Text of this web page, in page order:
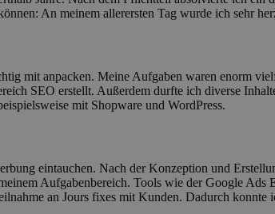
An meinem allerersten Tag wurde ich sehr
mit anpacken. Meine Aufgaben waren enorm
SEO erstellt. Außerdem durfte ich diverse
mit Shopware und WordPress.
eintauchen. Nach der Konzeption und
Aufgabenbereich. Tools wie der Google
an Jours fixes mit Kunden. Dadurch